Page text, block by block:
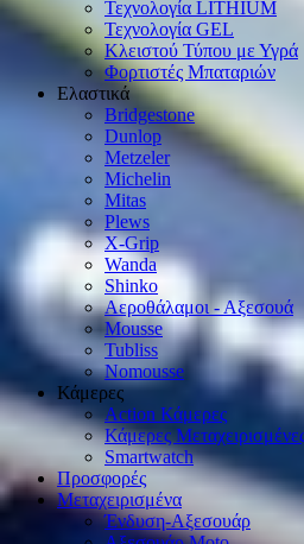
Τεχνολογία LITHIUM
Τεχνολογία GEL
Κλειστού Τύπου με Υγρά
Φορτιστές Μπαταριών
Ελαστικά
Bridgestone
Dunlop
Metzeler
Michelin
Mitas
Plews
X-Grip
Wanda
Shinko
Αεροθάλαμοι - Αξεσουά
Mousse
Tubliss
Nomousse
Κάμερες
Action Κάμερες
Κάμερες
Smartwatch
Προσφορές
Μεταχειρισμένα
Ένδυση-Αξεσουάρ